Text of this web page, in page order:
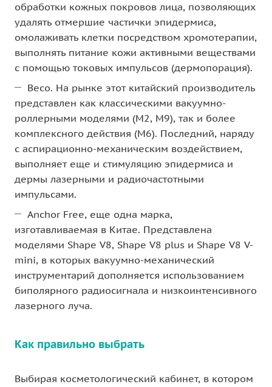
обработки кожных покровов лица, позволяющих
удалять отмершие частички эпидермиса,
омолаживать клетки посредством хромотерапии,
выполнять питание кожи активными веществами
с помощью токовых импульсов (дермопорация).
Весо. На рынке этот китайский производитель
представлен как классическими вакуумно-
роллерными моделями (М2, М9), так и более
комплексного действия (М6). Последний, наряду
с аспирационно-механическим воздействием,
выполняет еще и стимуляцию эпидермиса и
дермы лазерными и радиочастотными
импульсами.
Anchor Free, еще одна марка,
изготавливаемая в Китае. Представлена
моделями Shape V8, Shape V8 plus и Shape V8 V-
mini, в которых вакуумно-механический
инструментарий дополняется использованием
биполярного радиосигнала и низкоинтенсивного
лазерного луча.
Как правильно выбрать
Выбирая косметологический кабинет, в котором